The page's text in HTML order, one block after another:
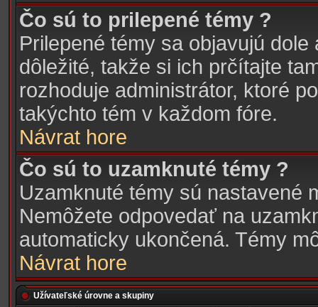
Čo sú to prilepené témy ?
Prilepené témy sa objavujú
dôležité, takže si ich prčítajte
rozhoduje administrátor, ktoré
takýchto tém v každom fóre.
Návrat hore
Čo sú to uzamknuté témy ?
Uzamknuté témy sú nastavené
Nemôžete odpovedať na
automaticky ukončená. Témy
Návrat hore
Užívateľské úrovne a skupiny